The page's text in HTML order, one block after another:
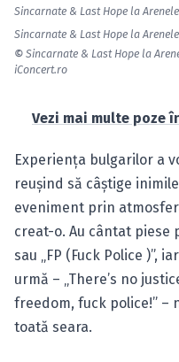
Sincarnate & Last Hope la
Sincarnate & Last Hope la
© Sincarnate & Last Hope la
iConcert.ro
Vezi mai multe poze
Experienţa bulgarilor a
reuşind să câştige
eveniment prin
creat-o. Au cântat piese
sau „FP (Fuck Police )”,
urmă – „There’s no
freedom, fuck police!”
toată seara.